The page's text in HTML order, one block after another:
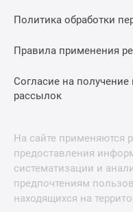
Политика обработки
Правила применения
Согласие на
рассылок
На сайте применяются
предоставления
систематизации и
предпочтениям
находящихся на